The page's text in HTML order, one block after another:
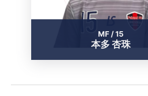
MF / 15
本多 杏珠